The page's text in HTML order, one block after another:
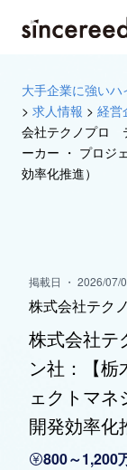
大手企業に強いハ
> 求人情報 > 経営
会社テクノプロ
ーカー ・ プロジ
効率化推進）
掲載日 ・ 2026/07/
株式会社テク
株式会社
ン社：【栃
ェクトマネ
開発効率化
800～1,200